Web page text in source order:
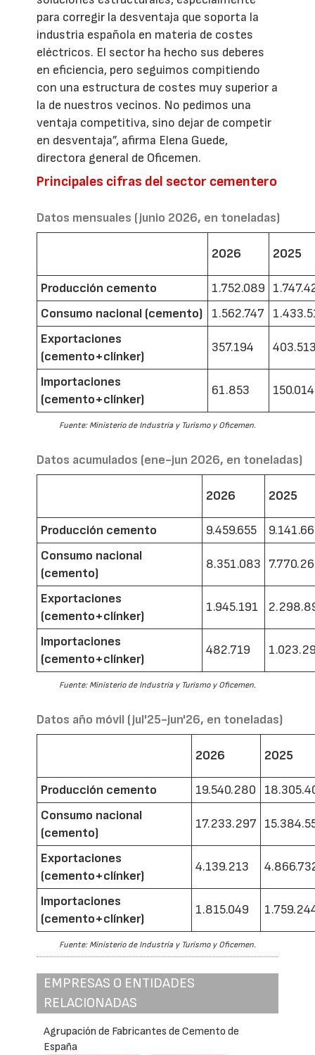
para corregir la desventaja que soporta la
industria española en materia de costes
eléctricos. El sector ha hecho sus deberes
en eficiencia, pero seguimos compitiendo
con una estructura de costes muy superior a
la de nuestros vecinos. No pedimos una
ventaja competitiva, sino dejar de competir
en desventaja”, afirma Elena Guede,
directora general de Oficemen.
Principales cifras del sector cementero
Datos mensuales (junio 2026, en toneladas)
2026 2025
Producción cemento 1.752.089
Consumo nacional (cemento)
1.562.747
Exportaciones
(cemento+clínker)
357.194
Importaciones
(cemento+clínker)
61.853 150.014
Fuente: Ministerio de Industria y Turismo y Oficemen.
Datos acumulados (ene-jun 2026, en toneladas)
2026 2025
Producción cemento 9.459.655
Consumo nacional
(cemento)
8.351.083
Exportaciones
(cemento+clínker)
1.945.191
Importaciones
(cemento+clínker)
482.719
Fuente: Ministerio de Industria y Turismo y Oficemen.
Datos año móvil (jul'25-jun'26, en toneladas)
2026 2025
Producción cemento 19.540.280
Consumo nacional
(cemento)
17.233.297
Exportaciones
(cemento+clínker)
4.139.213
Importaciones
(cemento+clínker)
1.815.049
Fuente: Ministerio de Industria y Turismo y Oficemen.
EMPRESAS O ENTIDADES
RELACIONADAS
Agrupación de Fabricantes de Cemento de
España